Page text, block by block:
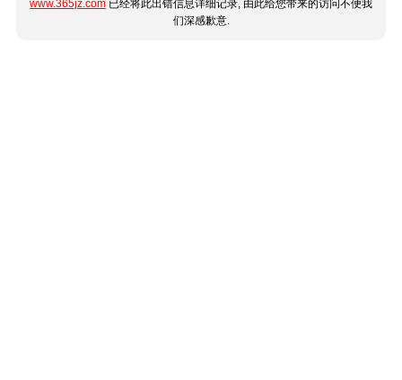
www.365jz.com 已经将此出错信息详细记录, 由此给您带来的访问不便我
们深感歉意.